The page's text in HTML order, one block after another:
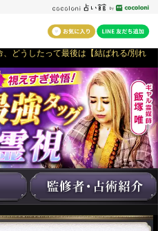
どうしたって最後は【結ばれる/別れ